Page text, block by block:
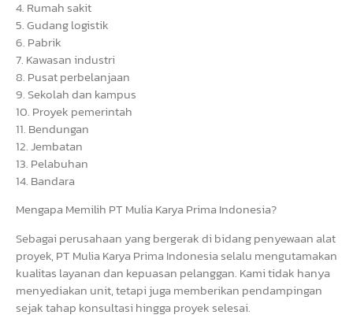
4. Rumah sakit
5. Gudang logistik
6. Pabrik
7. Kawasan industri
8. Pusat perbelanjaan
9. Sekolah dan kampus
10. Proyek pemerintah
11. Bendungan
12. Jembatan
13. Pelabuhan
14. Bandara
Mengapa Memilih PT Mulia Karya Prima Indonesia?
Sebagai perusahaan yang bergerak di bidang penyewaan alat
proyek, PT Mulia Karya Prima Indonesia selalu mengutamakan
kualitas layanan dan kepuasan pelanggan. Kami tidak hanya
menyediakan unit, tetapi juga memberikan pendampingan
sejak tahap konsultasi hingga proyek selesai.